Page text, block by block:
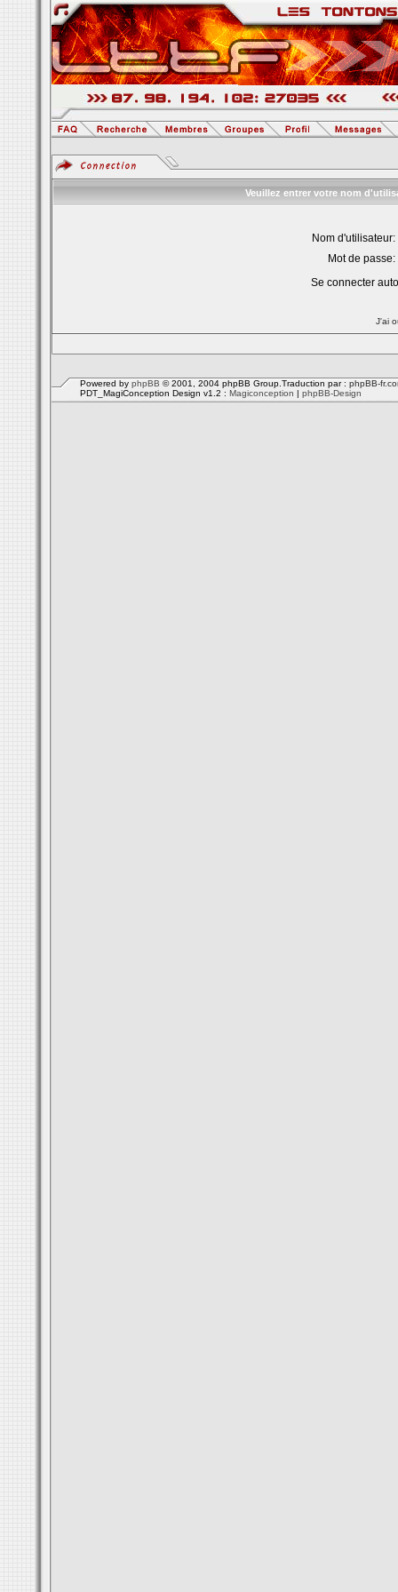
Veuillez entrer votre nom
Nom d'utilisateur:
Mot de passe:
Se connecter
J'ai
Powered by phpBB © 2001, 2004 phpBB Group.Traduction par : phpBB-
PDT_MagiConception Design v1.2 : Magiconception | phpBB-Design